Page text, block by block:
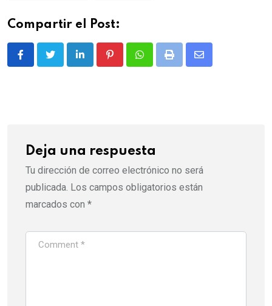
Compartir el Post:
LinkedIn PinterestWhatsappPrint
Share
Deja una respuesta
Tu dirección de correo electrónico no será
publicada. Los campos obligatorios están
marcados con *